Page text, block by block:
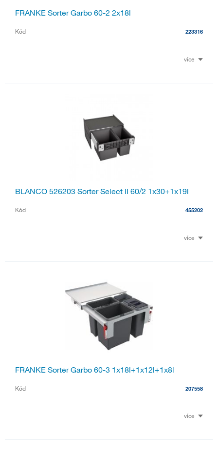
FRANKE Sorter Garbo 60-2 2x18l
Kód 223316
více
BLANCO 526203 Sorter Select II 60/2 1x30+1x19l
Kód 455202
více
FRANKE Sorter Garbo 60-3 1x18l+1x12l+1x8l
Kód 207558
více